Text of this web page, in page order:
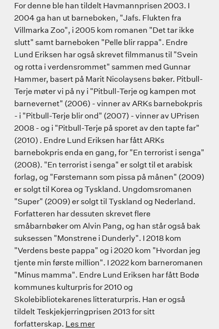
For denne ble han tildelt Havmannprisen 2003. I
2004 ga han ut barneboken, "Jafs. Flukten fra
Villmarka Zoo", i 2005 kom romanen "Det tar ikke
slutt" samt barneboken "Pelle blir rappa". Endre
Lund Eriksen har også skrevet filmmanus til "Svein
og rotta i verdensrommet" sammen med Gunnar
Hammer, basert på Marit Nicolaysens bøker. Pitbull-
Terje møter vi på ny i "Pitbull-Terje og kampen mot
barnevernet" (2006) - vinner av ARKs barnebokpris
- i "Pitbull-Terje blir ond" (2007) - vinner av UPrisen
2008 - og i "Pitbull-Terje på sporet av den tapte far"
(2010) . Endre Lund Eriksen har fått ARKs
barnebokpris enda en gang, for "En terrorist i senga"
(2008). "En terrorist i senga" er solgt til et arabisk
forlag, og "Førstemann som pissa på månen" (2009)
er solgt til Korea og Tyskland. Ungdomsromanen
"Super" (2009) er solgt til Tyskland og Nederland.
Forfatteren har dessuten skrevet flere
småbarnbøker om Alvin Pang, og han står også bak
suksessen "Monstrene i Dunderly". I 2018 kom
"Verdens beste pappa" og i 2020 kom "Hvordan jeg
tjente min første million". I 2022 kom barneromanen
"Minus mamma". Endre Lund Eriksen har fått Bodø
kommunes kulturpris for 2010 og
Skolebibliotekarenes litteraturpris. Han er også
tildelt Teskjekjerringprisen 2013 for sitt
forfatterskap. Les mer